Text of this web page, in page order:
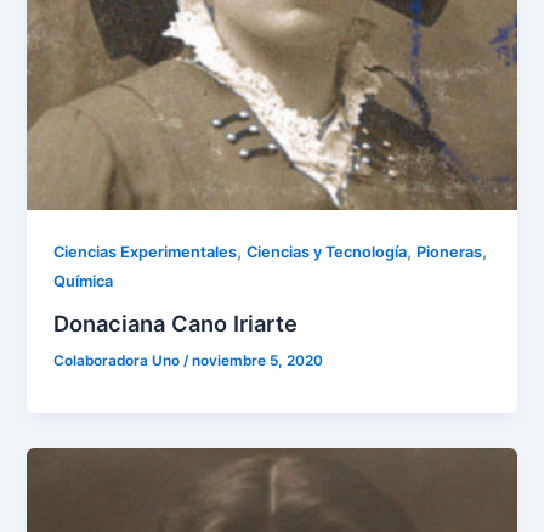
Ciencias Experimentales,Ciencias y Tecnología, Pioneras,
Química
Donaciana Cano Iriarte
Colaboradora Uno/noviembre 5, 2020